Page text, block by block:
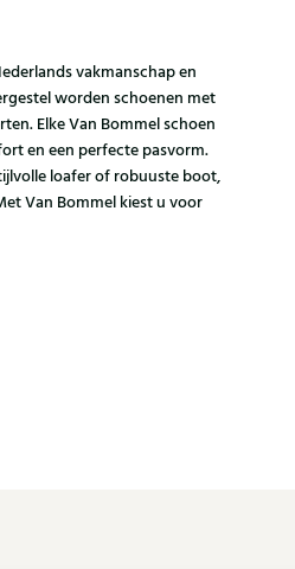
vakmanschap en
worden schoenen met
Elke Van Bommel schoen
en een perfecte pasvorm.
loafer of robuuste boot,
Van Bommel kiest u voor